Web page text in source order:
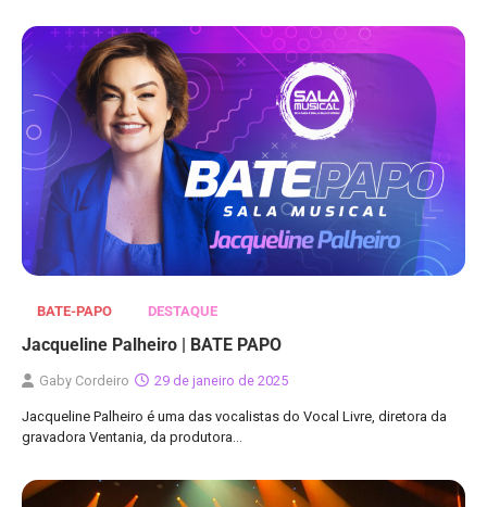
BATE-PAPO DESTAQUE
Jacqueline Palheiro | BATE PAPO
Gaby Cordeiro 29 de janeiro de 2025
Jacqueline Palheiro é uma das vocalistas do Vocal Livre, diretora da
gravadora Ventania, da produtora…